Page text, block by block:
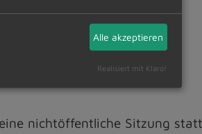
nichtöffentliche Sitzung
Alle akzeptieren
Realisiert mit Klaro!